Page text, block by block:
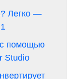
Легко —
с помощью
Studio